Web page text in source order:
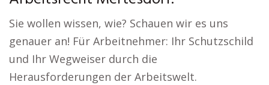
Sie wollen wissen, wie? Schauen wir es uns
genauer an! Für Arbeitnehmer: Ihr Schutzschild
und Ihr Wegweiser durch die
Herausforderungen der Arbeitswelt.